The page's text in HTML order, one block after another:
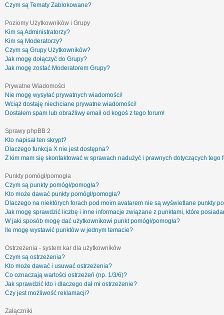
Czym są Tematy Zablokowane?
Poziomy Użytkowników i Grupy
Kim są Administratorzy?
Kim są Moderatorzy?
Czym są Grupy Użytkowników?
Jak mogę dołączyć do Grupy?
Jak mogę zostać Moderatorem Grupy?
Prywatne Wiadomości
Nie mogę wysyłać prywatnych wiadomości!
Wciąż dostaję niechciane prywatne wiadomości!
Dostałem spam lub obraźliwy email od kogoś z tego forum!
Sprawy phpBB 2
Kto napisał ten skrypt?
Dlaczego funkcja X nie jest dostępna?
Z kim mam się skontaktować w sprawach nadużyć i prawnych dotyczących tego
Punkty pomógł/pomogła
Czym są punkty pomógł/pomogła?
Kto może dawać punkty pomógł/pomogła?
Dlaczego na niektórych forach pod moim avatarem nie są wyświetlane punkty
Jak mogę sprawdzić liczbę i inne informacje związane z punktami, które
W jaki sposób mogę dać użytkownikowi punkt pomógł/pomogła?
Ile mogę wystawić punktów w jednym temacie?
Ostrzeżenia - system kar dla użytkowników
Czym są ostrzeżenia?
Kto może dawać i usuwać ostrzeżenia?
Co oznaczają wartości ostrzeżeń (np. 1/3/6)?
Jak sprawdzić kto i dlaczego dał mi ostrzeżenie?
Czy jest możliwość reklamacji?
Załączniki